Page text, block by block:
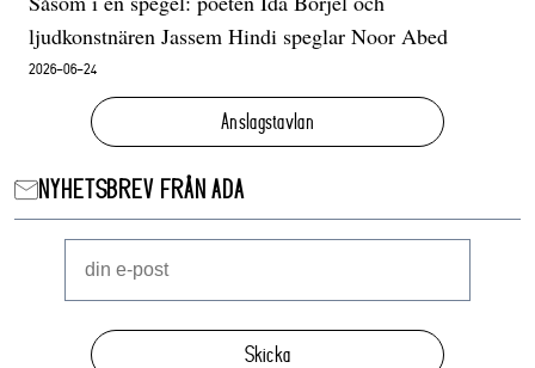
ljudkonstnären Jassem Hindi speglar Noor Abed
2026-06-24
Anslagstavlan
NYHETSBREV FRÅN ADA
Skicka